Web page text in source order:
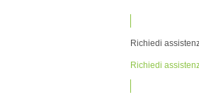
Richiedi
Richiedi